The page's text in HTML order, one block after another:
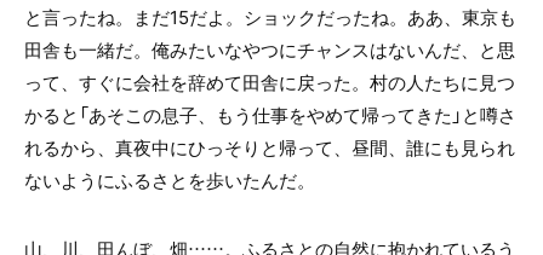
と言ったね。 まだ15だよ。ショックだったね。 ああ、東京も
田舎も一緒だ。 俺みたいなやつにチャンスはないんだ、と思
って、 すぐに会社を辞めて田舎に戻った。 村の人たちに見つ
かると 「あそこの息子、もう仕事をやめて帰ってきた」と噂さ
れるから、真夜中にひっそりと帰って、 昼間、誰にも見られ
ないようにふるさとを歩いたんだ。
山、川、田んぼ、畑……。 ふるさとの自然に抱かれているう